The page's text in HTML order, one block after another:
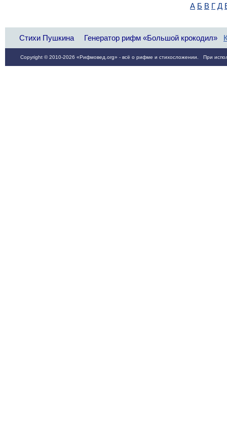
А Б В Г Д
Стихи Пушкина Генератор рифм «Большой крокодил»
Copyright © 2010-2026 «Рифмовед.org» - всё о рифме и стихосложении. При